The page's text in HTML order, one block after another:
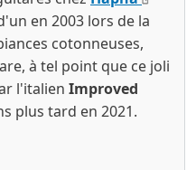
en 2003 lors de la
cotonneuses,
à tel point que ce joli
l'italien Improved
plus tard en 2021.